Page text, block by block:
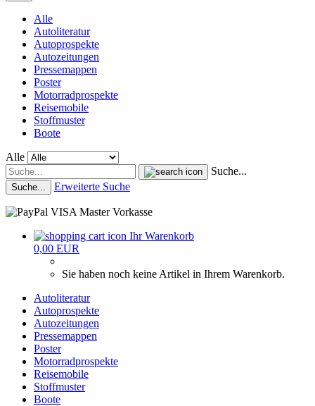
Alle
Autoliteratur
Autoprospekte
Autozeitungen
Pressemappen
Poster
Motorradprospekte
Reisemobile
Stoffmuster
Boote
Alle
Suche...
Suche... Erweiterte Suche
Ihr Warenkorb
0,00 EUR
Sie haben noch keine Artikel in Ihrem Warenkorb.
Autoliteratur
Autoprospekte
Autozeitungen
Pressemappen
Poster
Motorradprospekte
Reisemobile
Stoffmuster
Boote